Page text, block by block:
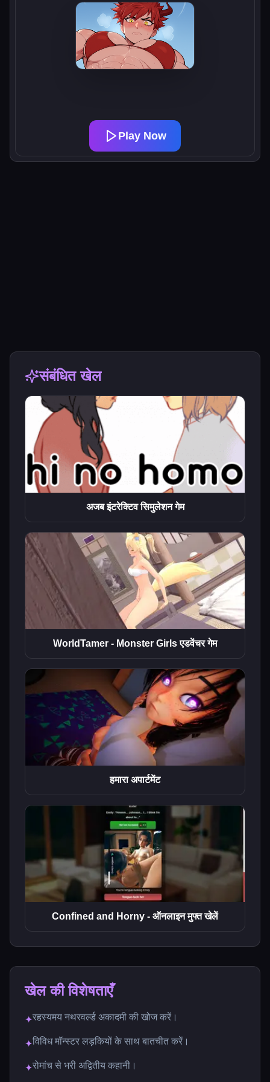
Play Now
संबंधित खेल
अजब इंटरेक्टिव सिमुलेशन गेम
WorldTamer - Monster Girls एडवेंचर गेम
हमारा अपार्टमेंट
Confined and Horny - ऑनलाइन मुफ्त खेलें
खेल की विशेषताएँ
✦रहस्यमय नथरवर्ल्ड अकादमी की खोज करें।
✦विविध मॉन्स्टर लड़कियों के साथ बातचीत करें।
✦रोमांच से भरी अद्वितीय कहानी।